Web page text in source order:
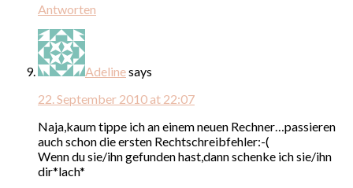
Antworten
Adelinesays
22. September 2010 at 22:07
Naja,kaum tippe ich an einem neuen Rechner…passieren
auch schon die ersten Rechtschreibfehler:-(
Wenn du sie/ihn gefunden hast,dann schenke ich sie/ihn
dir*lach*